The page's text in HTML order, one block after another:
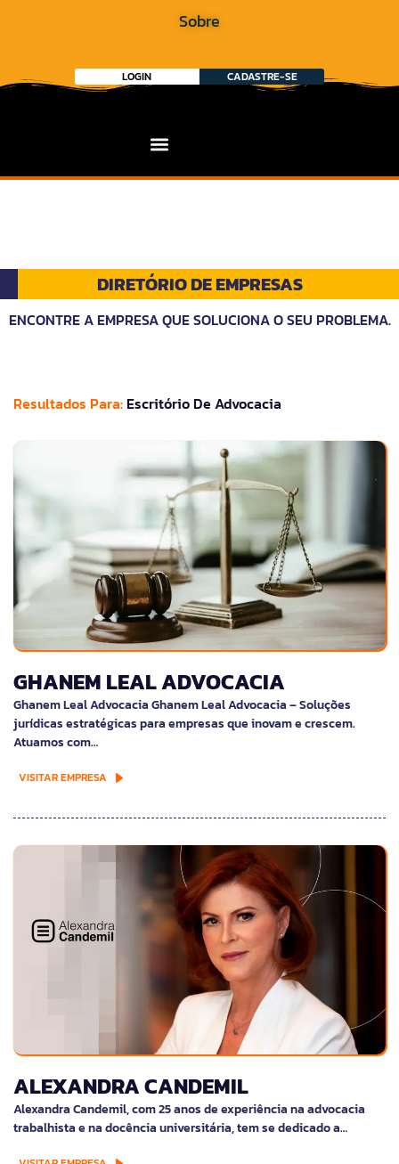
Sobre
LOGIN CADASTRE-SE
DIRETÓRIO DE EMPRESAS
ENCONTRE A EMPRESA QUE SOLUCIONA O SEU PROBLEMA.
Resultados Para: Escritório De Advocacia
GHANEM LEAL ADVOCACIA
Ghanem Leal Advocacia Ghanem Leal Advocacia – Soluções
jurídicas estratégicas para empresas que inovam e crescem.
Atuamos com…
VISITAR EMPRESA
ALEXANDRA CANDEMIL
Alexandra Candemil, com 25 anos de experiência na advocacia
trabalhista e na docência universitária, tem se dedicado a…